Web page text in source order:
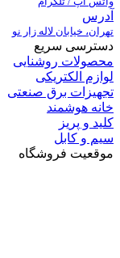
آدرس
تهران، خیابان لاله زار نو
دسترسی سریع
محصولات روشنایی
لوازم الکتریکی
تجهیزات برق صنعتی
خانه هوشمند
کلید و پریز
سیم و کابل
موقعیت فروشگاه